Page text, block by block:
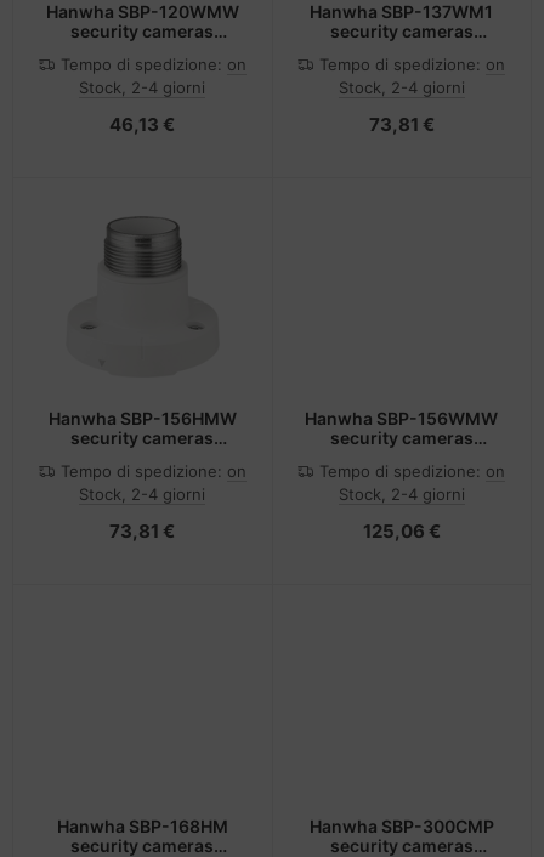
Hanwha SBP-120WMW
security cameras
Custodia e supporto
Tempo di spedizione: on
Stock, 2-4 giorni
46,13 €
Hanwha SBP-137WM1
security cameras
Custodia e supporto
Tempo di spedizione: on
Stock, 2-4 giorni
73,81 €
Hanwha SBP-156HMW
security cameras
Monte
Tempo di spedizione: on
Stock, 2-4 giorni
73,81 €
Hanwha SBP-156WMW
security cameras
Monte
Tempo di spedizione: on
Stock, 2-4 giorni
125,06 €
Hanwha SBP-168HM
security cameras
Hanwha SBP-300CMP
security cameras